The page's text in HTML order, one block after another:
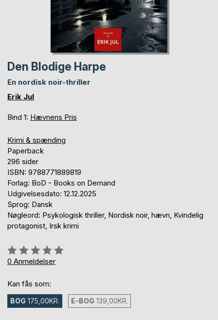
Den Blodige Harpe
En nordisk noir-thriller
Erik Jul
Bind 1: Hævnens Pris
Krimi & spænding
Paperback
296 sider
ISBN: 9788771889819
Forlag: BoD - Books on Demand
Udgivelsesdato: 12.12.2025
Sprog: Dansk
Nøgleord: Psykologisk thriller, Nordisk noir, hævn, Kvindelig
protagonist, Irsk krimi
Anmeldelse::
0%
0 Anmeldelser
Kan fås som:
BOG 175,00KR. E-BOG 139,00KR.